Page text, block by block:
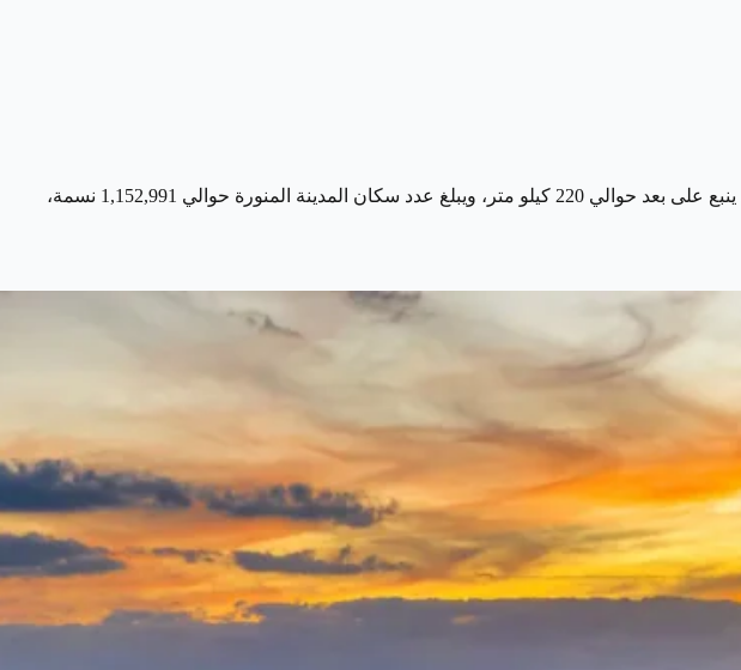
توجد المدينة المنورة في الغرب السعودي، وتبعد نحو 400 كيلو متر عن مكة المكرمة، بالإضافة إلى قربها من ميناء ينبع على بعد حوالي 220 كيلو متر، ويبلغ عدد سكان المدينة المنورة حوالي 1,152,991 نسمة،